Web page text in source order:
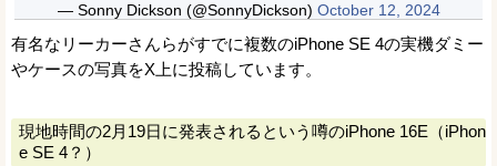
— Sonny Dickson (@SonnyDickson) October 12, 2024
有名なリーカーさんらがすでに複数のiPhone SE 4の実機ダミー
やケースの写真をX上に投稿しています。
現地時間の2月19日に発表されるという噂のiPhone 16E（iPhon
e SE 4？）